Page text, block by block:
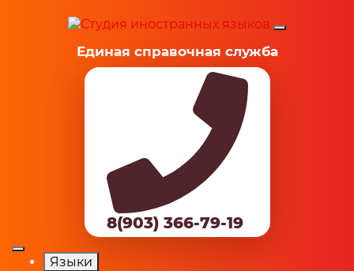
Единая справочная служба
8(903) 366-79-19
Языки